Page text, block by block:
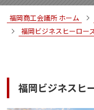
福岡商工会議所 ホーム
福岡ビジネスヒーロー
福岡ビジネスヒ